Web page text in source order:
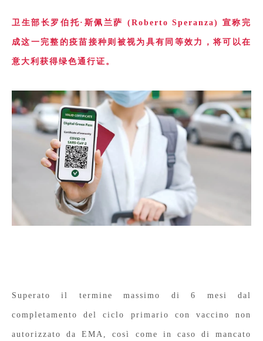
卫生部长罗伯托·斯佩兰萨 (Roberto Speranza) 宣称完
成这一完整的疫苗接种则被视为具有同等效力，将可以在
意大利获得绿色通行证。
Superato il termine massimo di 6 mesi dal
completamento del ciclo primario con vaccino non
autorizzato da EMA, così come in caso di mancato